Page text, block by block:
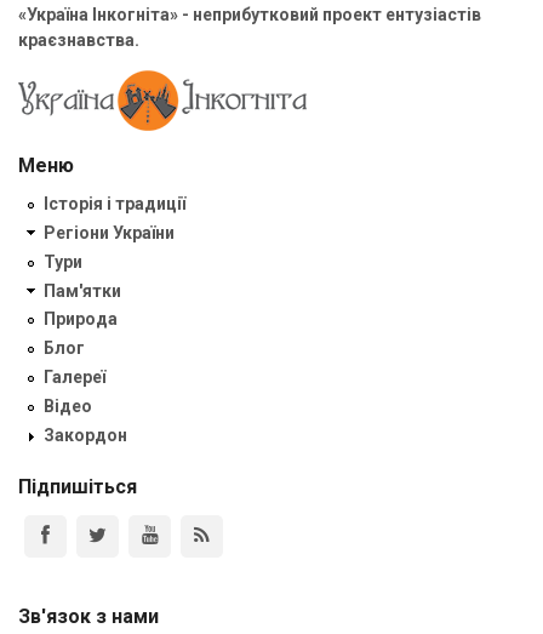
«Україна Інкогніта» - неприбутковий проект ентузіастів
краєзнавства.
Меню
Історія і традиції
Регіони України
Тури
Пам'ятки
Природа
Блог
Галереї
Відео
Закордон
Підпишіться
Зв'язок з нами